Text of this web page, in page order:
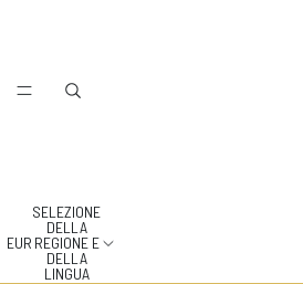
EUR
SELEZIONE
DELLA
REGIONE E
DELLA
LINGUA